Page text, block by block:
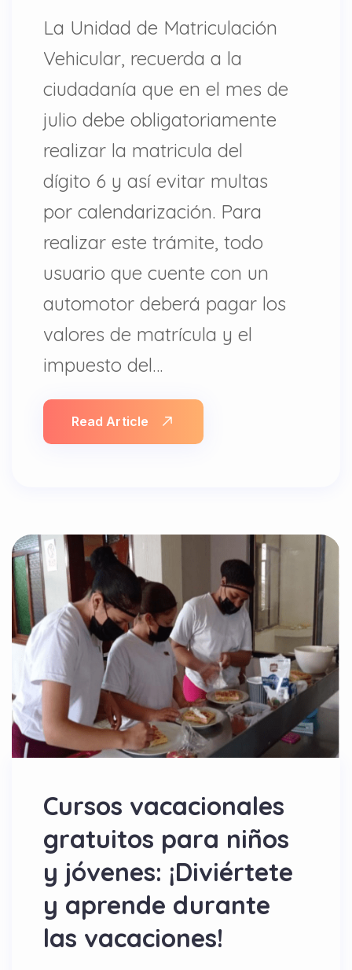
La Unidad de Matriculación
Vehicular, recuerda a la
ciudadanía que en el mes de
julio debe obligatoriamente
realizar la matricula del
dígito 6 y así evitar multas
por calendarización. Para
realizar este trámite, todo
usuario que cuente con un
automotor deberá pagar los
valores de matrícula y el
impuesto del…
Read Article
Cursos vacacionales
gratuitos para niños
y jóvenes: ¡Diviértete
y aprende durante
las vacaciones!